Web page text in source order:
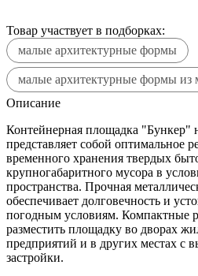
Товар участвует в подборках:
малые архитектурные формы
малые архитектурные формы из
Описание
Контейнерная площадка "Бункер"
представляет собой оптимальное
временного хранения твердых
крупногабаритного мусора в
пространства. Прочная
обеспечивает долговечность и
погодным условиям. Компактные
разместить площадку во дворах
предприятий и в других местах с
застройки.